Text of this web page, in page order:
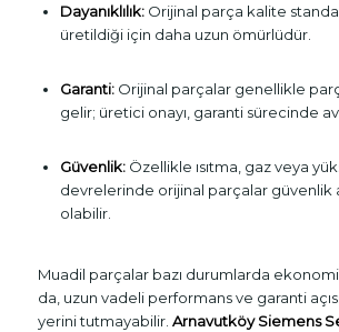
Dayanıklılık:Orijinal parça kalite
üretildiği için daha uzun ömürlüdür.
Garanti:Orijinal parçalar genellikle
gelir; üretici onayı, garanti sürecinde
Güvenlik:Özellikle ısıtma, gaz veya
devrelerinde orijinal parçalar güvenlik
olabilir.
Muadil parçalar bazı durumlarda
da, uzun vadeli performans ve garanti
yerini tutmayabilir. Arnavutköy Siemens